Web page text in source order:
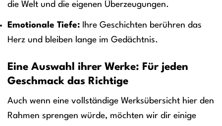
die Welt und die eigenen Überzeugungen.
Emotionale Tiefe: Ihre Geschichten berühren das
Herz und bleiben lange im Gedächtnis.
Eine Auswahl ihrer Werke: Für jeden
Geschmack das Richtige
Auch wenn eine vollständige Werksübersicht hier den
Rahmen sprengen würde, möchten wir dir einige